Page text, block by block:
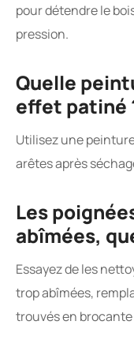
pour détendre le
pression.
Quelle
effet patiné
Utilisez une
arêtes après
Les
abîmées,
Essayez de les
trop abîmées,
trouvés en